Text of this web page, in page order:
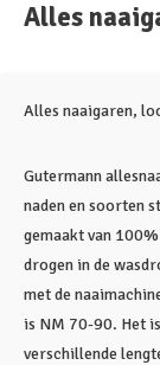
Alles
Alles naaigaren,
Gutermann
naden en soorten
gemaakt van
drogen in de
met de
is NM 70-90. Het
verschillende